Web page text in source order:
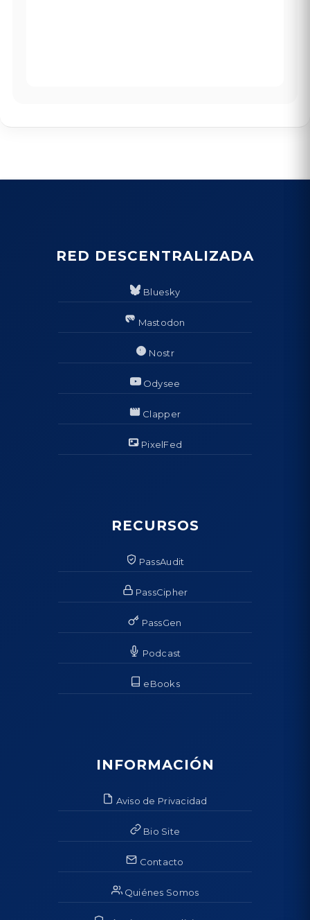
RED DESCENTRALIZADA
Bluesky
Mastodon
Nostr
Odysee
Clapper
PixelFed
RECURSOS
PassAudit
PassCipher
PassGen
Podcast
eBooks
INFORMACIÓN
Aviso de Privacidad
Bio Site
Contacto
Quiénes Somos